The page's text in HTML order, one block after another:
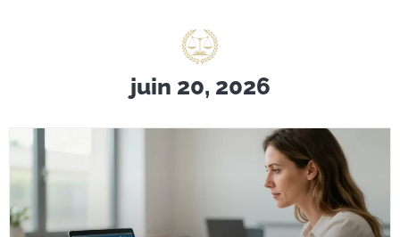
juin 20, 2026